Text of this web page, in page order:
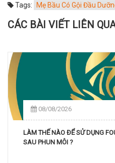
Tags: Mẹ Bầu Có Gội Đầu
CÁC BÀI VIẾT LIÊN
08/08/2026
LÀM THẾ NÀO ĐỂ SỬ DỤNG
SAU PHUN MÔI ?